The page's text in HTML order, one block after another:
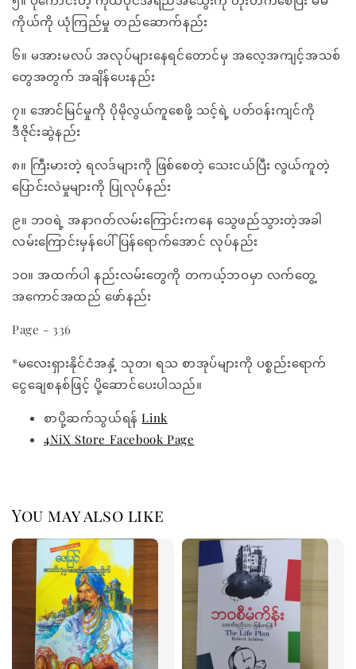
ကိုယ်ကို ယုံကြည်မှု တည်ဆောက်နည်း
၆။ မအားမလပ် အလုပ်များနေရင်တောင်မှ အလေ့အကျင့်အသစ်
တွေအတွက် အချိန်ပေးနည်း
၇။ အောင်မြင်မှုကို ပိုမိုလွယ်ကူစေဖို့ သင့်ရဲ့ ပတ်ဝန်းကျင်ကို
ဒီဇိုင်းဆွဲနည်း
၈။ ကြီးမားတဲ့ ရလဒ်များကို ဖြစ်စေတဲ့ သေးငယ်ပြီး လွယ်ကူတဲ့
ပြောင်းလဲမှုများကို ပြုလုပ်နည်း
၉။ ဘဝရဲ့ အနာဂတ်လမ်းကြောင်းကနေ သွေဖည်သွားတဲ့အခါ
လမ်းကြောင်းမှန်ပေါ် ပြန်ရောက်အောင် လုပ်နည်း
၁ဝ။ အထက်ပါ နည်းလမ်းတွေကို တကယ့်ဘဝမှာ လက်တွေ့
အကောင်အထည် ဖော်နည်း
Page - 336
*မလေးရှားနိုင်ငံအနှံ့ သုတ၊ ရသ စာအုပ်များကို ပစ္စည်းရောက်
ငွေချေစနစ်ဖြင့် ပို့ဆောင်ပေးပါသည်။
စာပို့ဆက်သွယ်ရန်Link
4NiX Store Facebook Page
You may also like